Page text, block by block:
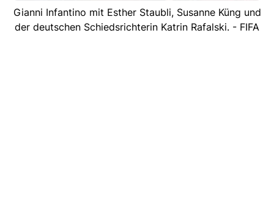
Gianni Infantino mit Esther Staubli, Susanne Küng und
der deutschen Schiedsrichterin Katrin Rafalski. - FIFA